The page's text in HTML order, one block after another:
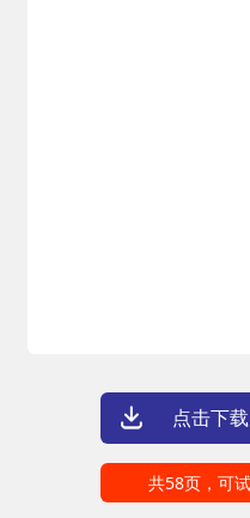
点击下
共58页，可